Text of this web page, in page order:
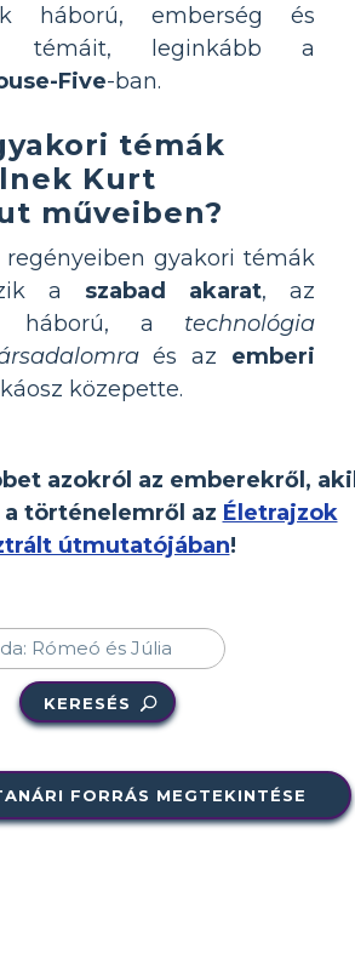
háború, emberség és
témáit, leginkább a
Five-ban.
témák
Kurt
műveiben?
regényeiben gyakori témák
a szabad akarat, az
háború, a technológia
és az emberi
káosz közepette.
azokról az emberekről,
történelemről az Életrajzok
útmutatójában!
KERESÉS
FORRÁS MEGTEKINTÉSE